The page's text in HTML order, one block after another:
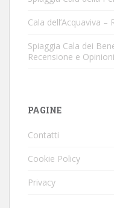
Cala dell’Acquaviva
Spiaggia Cala dei
Recensione e Opinioni
PAGINE
Contatti
Cookie Policy
Privacy